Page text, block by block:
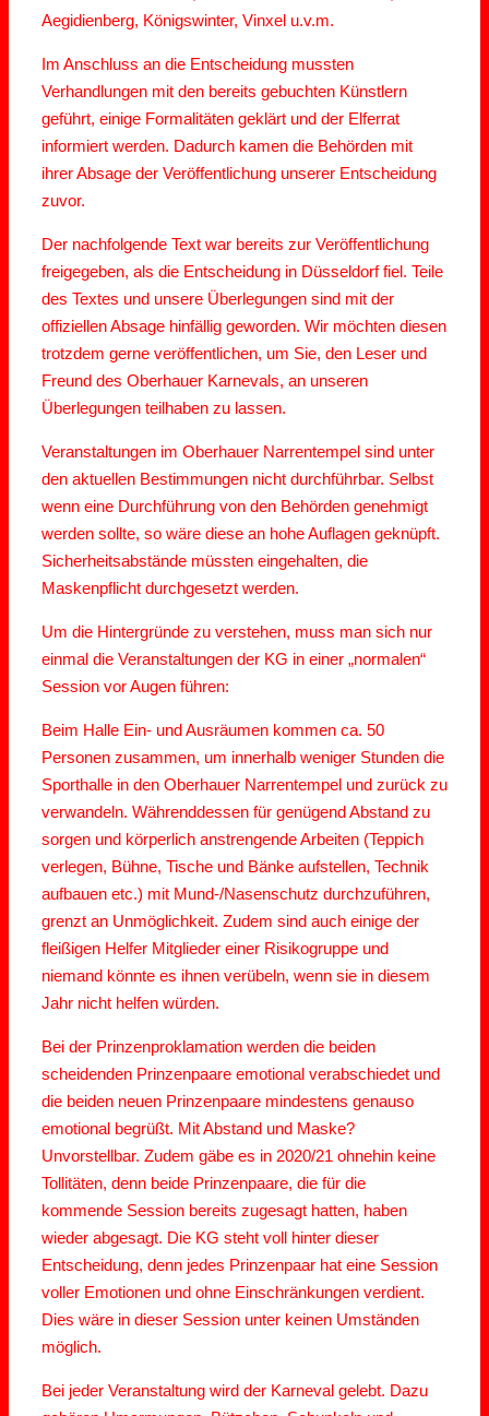
Aegidienberg, Königswinter, Vinxel u.v.m.
Im Anschluss an die Entscheidung mussten
Verhandlungen mit den bereits gebuchten Künstlern
geführt, einige Formalitäten geklärt und der Elferrat
informiert werden. Dadurch kamen die Behörden mit
ihrer Absage der Veröffentlichung unserer Entscheidung
zuvor.
Der nachfolgende Text war bereits zur Veröffentlichung
freigegeben, als die Entscheidung in Düsseldorf fiel. Teile
des Textes und unsere Überlegungen sind mit der
offiziellen Absage hinfällig geworden. Wir möchten diesen
trotzdem gerne veröffentlichen, um Sie, den Leser und
Freund des Oberhauer Karnevals, an unseren
Überlegungen teilhaben zu lassen.
Veranstaltungen im Oberhauer Narrentempel sind unter
den aktuellen Bestimmungen nicht durchführbar. Selbst
wenn eine Durchführung von den Behörden genehmigt
werden sollte, so wäre diese an hohe Auflagen geknüpft.
Sicherheitsabstände müssten eingehalten, die
Maskenpflicht durchgesetzt werden.
Um die Hintergründe zu verstehen, muss man sich nur
einmal die Veranstaltungen der KG in einer „normalen“
Session vor Augen führen:
Beim Halle Ein- und Ausräumen kommen ca. 50
Personen zusammen, um innerhalb weniger Stunden die
Sporthalle in den Oberhauer Narrentempel und zurück zu
verwandeln. Währenddessen für genügend Abstand zu
sorgen und körperlich anstrengende Arbeiten (Teppich
verlegen, Bühne, Tische und Bänke aufstellen, Technik
aufbauen etc.) mit Mund-/Nasenschutz durchzuführen,
grenzt an Unmöglichkeit. Zudem sind auch einige der
fleißigen Helfer Mitglieder einer Risikogruppe und
niemand könnte es ihnen verübeln, wenn sie in diesem
Jahr nicht helfen würden.
Bei der Prinzenproklamation werden die beiden
scheidenden Prinzenpaare emotional verabschiedet und
die beiden neuen Prinzenpaare mindestens genauso
emotional begrüßt. Mit Abstand und Maske?
Unvorstellbar. Zudem gäbe es in 2020/21 ohnehin keine
Tollitäten, denn beide Prinzenpaare, die für die
kommende Session bereits zugesagt hatten, haben
wieder abgesagt. Die KG steht voll hinter dieser
Entscheidung, denn jedes Prinzenpaar hat eine Session
voller Emotionen und ohne Einschränkungen verdient.
Dies wäre in dieser Session unter keinen Umständen
möglich.
Bei jeder Veranstaltung wird der Karneval gelebt. Dazu